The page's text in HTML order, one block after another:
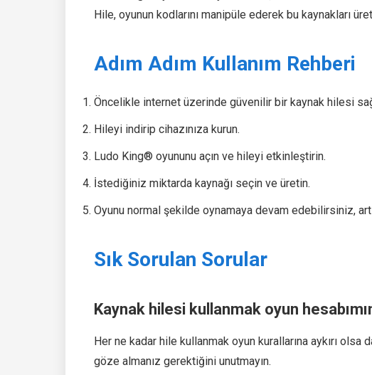
Hile, oyunun kodlarını manipüle ederek bu kaynakları
Adım Adım Kullanım Rehberi
Öncelikle internet üzerinde güvenilir bir kaynak hilesi
Hileyi indirip cihazınıza kurun.
Ludo King® oyununu açın ve hileyi etkinleştirin.
İstediğiniz miktarda kaynağı seçin ve üretin.
Oyunu normal şekilde oynamaya devam edebilirsiniz,
Sık Sorulan Sorular
Kaynak hilesi kullanmak oyun
Her ne kadar hile kullanmak oyun kurallarına aykırı
göze almanız gerektiğini unutmayın.